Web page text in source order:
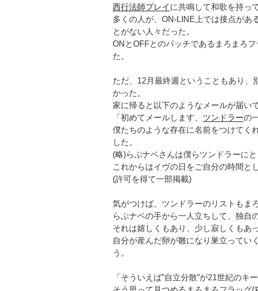
西行法師プレイ に共鳴して和歌を持っ
多くの人が、ON-LINE上では接点があ
とがない人々だった。
ONとOFFとのパッチであるまろまろ
た。
ただ、12月最終週ということもあり、
かった。
家に帰ると以下のようなメールが届い
「初めてメールします、 ツンドラーの
僕たちのような存在に名前をつけてくれ
した。
(略)らぶナベさんは僕らツンドラーに
これからはイヴの日をご自分の時間と
(許可を得て一部掲載)
気がつけば、ツンドラーのリストもま
らぶナベの手から一人立ちして、独自
それは嬉しくもあり、少し寂しくもあっ
自分が産んだ卵が雛になり巣立ってい
う。
「そういえば”自立分散”が21世紀のキ